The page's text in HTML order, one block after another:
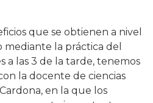
que se obtienen a nivel
la práctica del
a las 3 de la tarde, tenemos
la docente de ciencias
en la que los